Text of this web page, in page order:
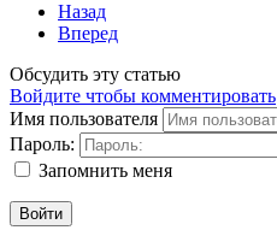
Назад
Вперед
Обсудить эту статью
Войдите чтобы комментировать
Имя пользователя
Пароль:
Запомнить меня
Войти